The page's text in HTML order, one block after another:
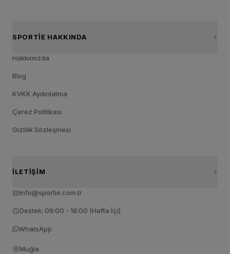
SPORTIE HAKKINDA
Hakkımızda
Blog
KVKK Aydınlatma
Çerez Politikası
Gizlilik Sözleşmesi
İLETIŞIM
info@sportie.com.tr
Destek: 09:00 - 18:00 (Hafta İçi)
WhatsApp
Muğla